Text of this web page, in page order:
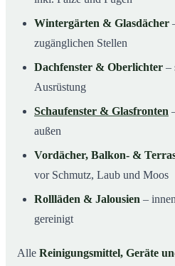
Wintergärten & Glasdächer
zugänglichen Stellen
Dachfenster & Oberlichter –
Ausrüstung
Schaufenster & Glasfronten
außen
Vordächer, Balkon- &
vor Schmutz, Laub und Moos
Rollläden & Jalousien –
gereinigt
Alle Reinigungsmittel, Geräte